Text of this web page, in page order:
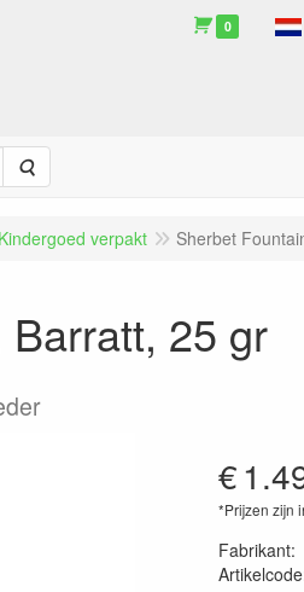
0
Zoeken
Kindergoed verpakt Sherbet
25 gr
€
*Prijzen zijn
Fabrikant:
Artikelcode